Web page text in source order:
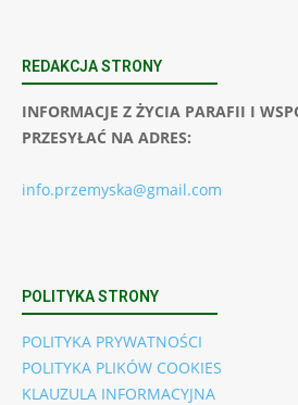
REDAKCJA STRONY
INFORMACJE Z ŻYCIA PARAFII I
PRZESYŁAĆ NA ADRES:
info.przemyska@gmail.com
POLITYKA STRONY
POLITYKA PRYWATNOŚCI
POLITYKA PLIKÓW COOKIES
KLAUZULA INFORMACYJNA